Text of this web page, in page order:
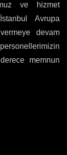
ve hizmet
Avrupa
devam
memnun